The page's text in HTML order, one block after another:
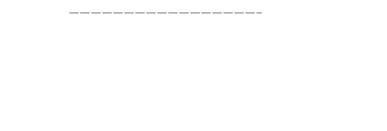
—————————————————–